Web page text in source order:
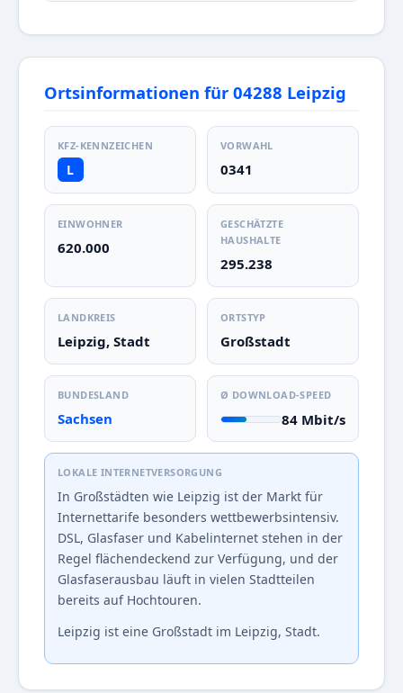
Ortsinformationen für 04288 Leipzig
KFZ-KENNZEICHEN
L
VORWAHL
0341
EINWOHNER
620.000
GESCHÄTZTE
HAUSHALTE
295.238
LANDKREIS
Leipzig, Stadt
ORTSTYP
Großstadt
BUNDESLAND
Sachsen
Ø DOWNLOAD-SPEED
84 Mbit/s
LOKALE INTERNETVERSORGUNG
In Großstädten wie Leipzig ist der Markt für
Internettarife besonders wettbewerbsintensiv.
DSL, Glasfaser und Kabelinternet stehen in der
Regel flächendeckend zur Verfügung, und der
Glasfaserausbau läuft in vielen Stadtteilen
bereits auf Hochtouren.
Leipzig ist eine Großstadt im Leipzig, Stadt.